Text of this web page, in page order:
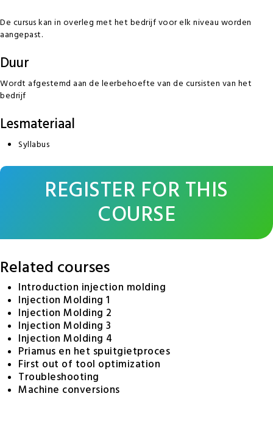
De cursus kan in overleg met het bedrijf voor elk niveau worden
aangepast.
Duur
Wordt afgestemd aan de leerbehoefte van de cursisten van het
bedrijf
Lesmateriaal
Syllabus
REGISTER FOR THIS
COURSE
Related courses
Introduction injection molding
Injection Molding 1
Injection Molding 2
Injection Molding 3
Injection Molding 4
Priamus en het spuitgietproces
First out of tool optimization
Troubleshooting
Machine conversions